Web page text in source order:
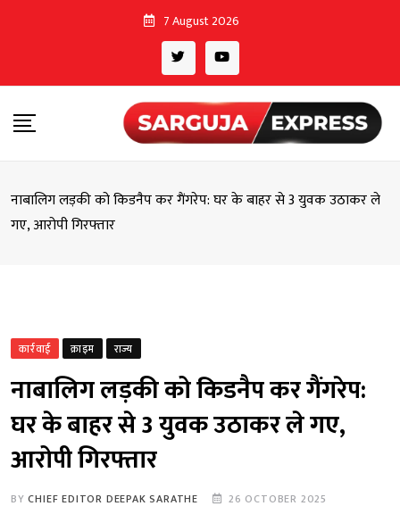
7 August 2026
नाबालिग लड़की को किडनैप कर गैंगरेप: घर के बाहर से 3 युवक उठाकर ले
गए, आरोपी गिरफ्तार
कार्रवाई क्राइम राज्य
नाबालिग लड़की को किडनैप कर गैंगरेप:
घर के बाहर से 3 युवक उठाकर ले गए,
आरोपी गिरफ्तार
BYCHIEF EDITOR DEEPAK SARATHE
26 OCTOBER 2025